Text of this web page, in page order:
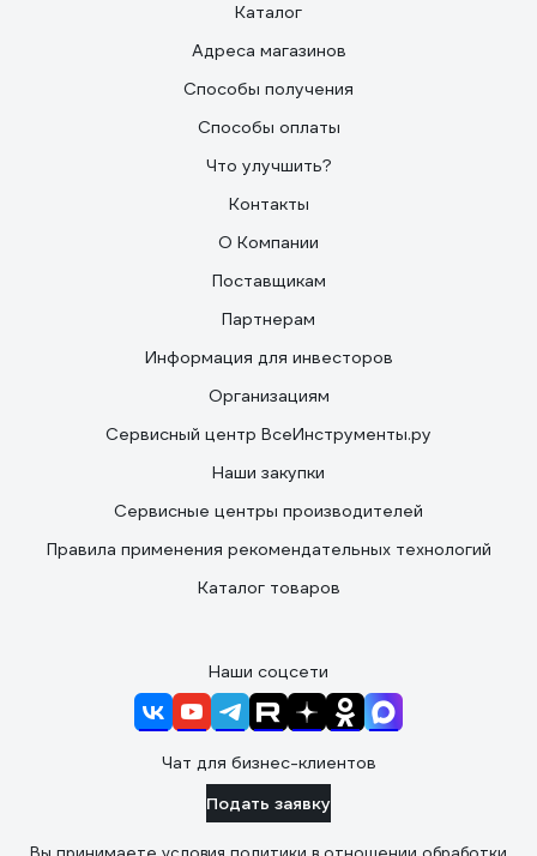
Каталог
Адреса магазинов
Способы получения
Способы оплаты
Что улучшить?
Контакты
О Компании
Поставщикам
Партнерам
Информация для инвесторов
Организациям
Сервисный центр ВсеИнструменты.ру
Наши закупки
Сервисные центры производителей
Правила применения рекомендательных технологий
Каталог товаров
Наши соцсети
Чат для бизнес-клиентов
Подать заявку